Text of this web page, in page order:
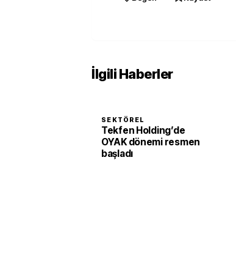
İlgili Haberler
SEKTÖREL
Tekfen Holding’de
OYAK dönemi resmen
başladı